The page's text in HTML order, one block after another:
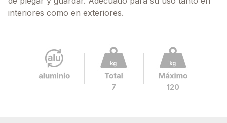
interiores como en exteriores.
7 120